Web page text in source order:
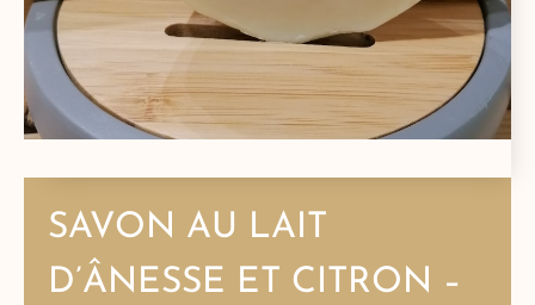
SAVON AU LAIT
D’ÂNESSE ET CITRON –